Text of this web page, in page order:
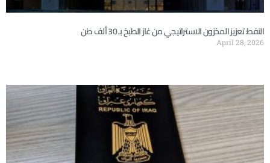
النفط: تعزيز المخزون الاستراتيجي من غاز الطبخ بـ 30 ألف طن
April 28, 2026